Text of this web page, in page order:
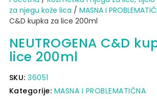
za njegu kože lica / MASNA I
C&D kupka za lice 200ml
NEUTROGENA C&D
lice 200ml
SKU:36051
Kategorije: MASNA I PROBLEMATIČNA